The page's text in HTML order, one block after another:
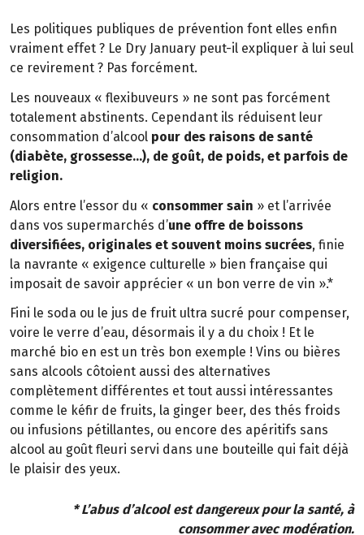
Les politiques publiques de prévention font elles enfin
vraiment effet ? Le Dry January peut-il expliquer à lui seul
ce revirement ? Pas forcément.
Les nouveaux « flexibuveurs » ne sont pas forcément
totalement abstinents. Cependant ils réduisent leur
consommation d’alcool pour des raisons de santé
(diabète, grossesse…), de goût, de poids, et parfois de
religion.
Alors entre l’essor du « consommer sain » et l’arrivée
dans vos supermarchés d’une offre de boissons
diversifiées, originales et souvent moins sucrées, finie
la navrante « exigence culturelle » bien française qui
imposait de savoir apprécier « un bon verre de vin ».*
Fini le soda ou le jus de fruit ultra sucré pour compenser,
voire le verre d’eau, désormais il y a du choix ! Et le
marché bio en est un très bon exemple ! Vins ou bières
sans alcools côtoient aussi des alternatives
complètement différentes et tout aussi intéressantes
comme le kéfir de fruits, la ginger beer, des thés froids
ou infusions pétillantes, ou encore des apéritifs sans
alcool au goût fleuri servi dans une bouteille qui fait déjà
le plaisir des yeux.
* L’abus d’alcool est dangereux pour la santé, à
consommer avec modération.